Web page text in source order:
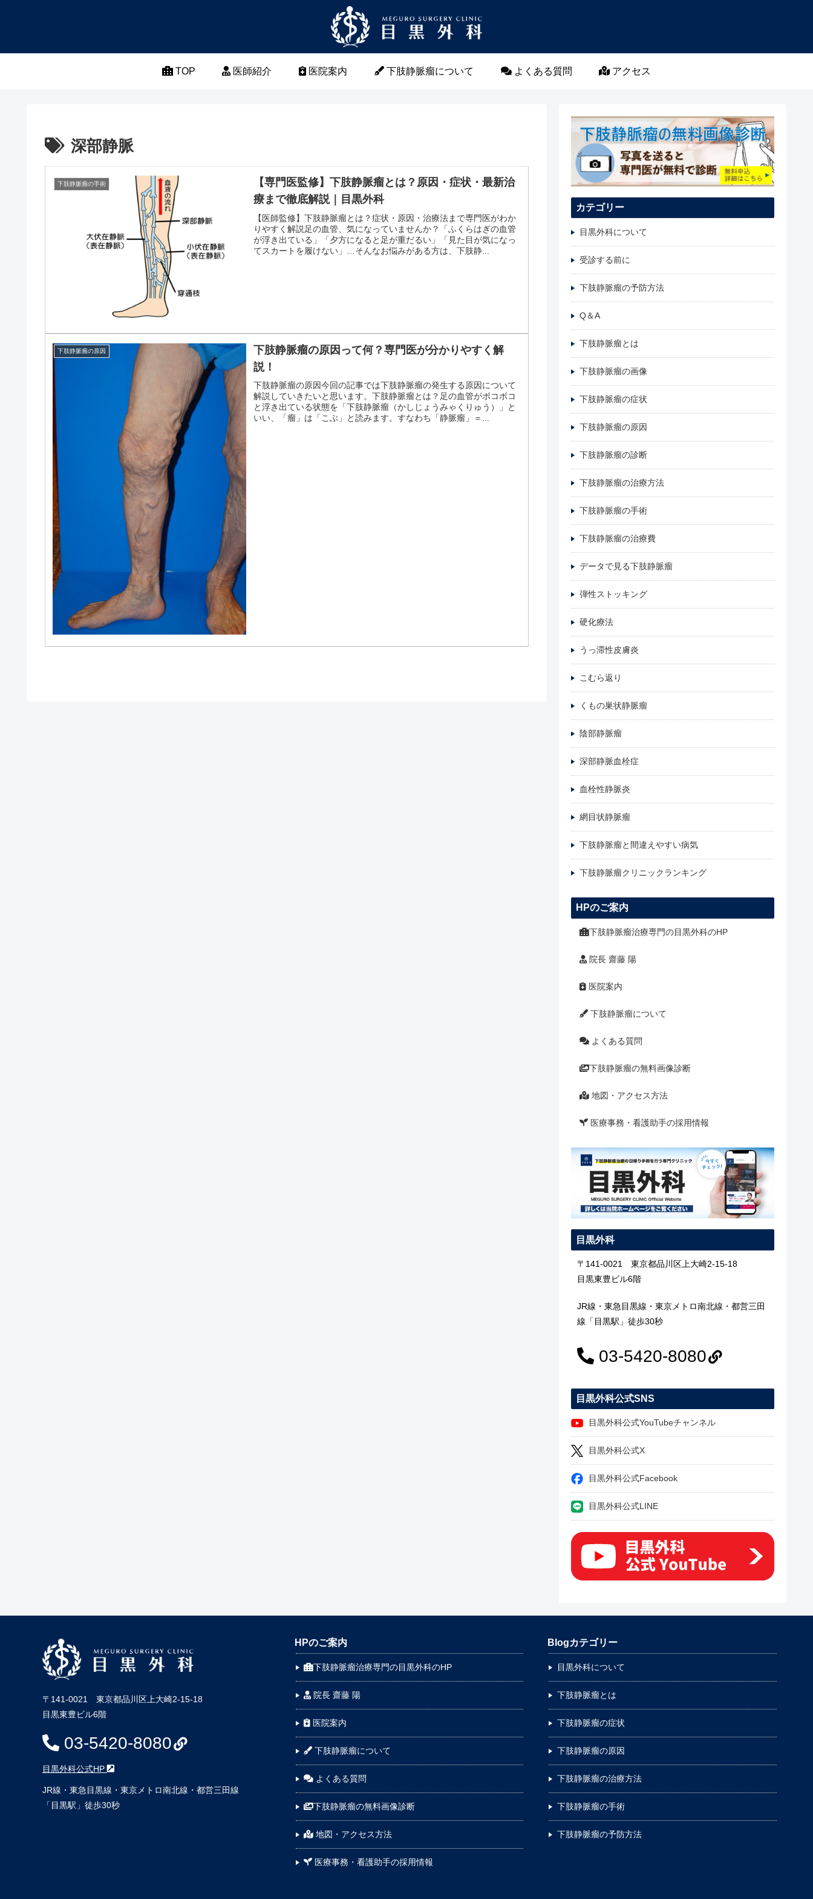
TOP 医師紹介 医院案内 下肢静脈瘤について よくある質問 アクセス
深部静脈
下肢静脈瘤の手術
【専門医監修】下肢静脈瘤とは？原因・症状・最新治
療まで徹底解説｜目黒外科
【医師監修】下肢静脈瘤とは？症状・原因・治療法まで専門医がわか
りやすく解説足の血管、気になっていませんか？「ふくらはぎの血管
が浮き出ている」「夕方になると足が重だるい」「見た目が気になっ
てスカートを履けない」…そんなお悩みがある方は、下肢静...
下肢静脈瘤の原因
下肢静脈瘤の原因って何？専門医が分かりやすく解
説！
下肢静脈瘤の原因今回の記事では下肢静脈瘤の発生する原因について
解説していきたいと思います。下肢静脈瘤とは？足の血管がボコボコ
と浮き出ている状態を「下肢静脈瘤（かしじょうみゃくりゅう）」と
いい、「瘤」は「こぶ」と読みます。すなわち「静脈瘤」＝...
カテゴリー
目黒外科について
受診する前に
下肢静脈瘤の予防方法
Q＆A
下肢静脈瘤とは
下肢静脈瘤の画像
下肢静脈瘤の症状
下肢静脈瘤の原因
下肢静脈瘤の診断
下肢静脈瘤の治療方法
下肢静脈瘤の手術
下肢静脈瘤の治療費
データで見る下肢静脈瘤
弾性ストッキング
硬化療法
うっ滞性皮膚炎
こむら返り
くもの巣状静脈瘤
陰部静脈瘤
深部静脈血栓症
血栓性静脈炎
網目状静脈瘤
下肢静脈瘤と間違えやすい病気
下肢静脈瘤クリニックランキング
HPのご案内
下肢静脈瘤治療専門の目黒外科のHP
院長 齋藤 陽
医院案内
下肢静脈瘤について
よくある質問
下肢静脈瘤の無料画像診断
地図・アクセス方法
医療事務・看護助手の採用情報
目黒外科
〒141-0021 東京都品川区上大崎2-15-18
目黒東豊ビル6階
JR線・東急目黒線・東京メトロ南北線・都営三田
線「目黒駅」徒歩30秒
03-5420-8080
目黒外科公式SNS
目黒外科公式YouTubeチャンネル
目黒外科公式X
目黒外科公式Facebook
目黒外科公式LINE
〒141-0021 東京都品川区上大崎2-15-18
目黒東豊ビル6階
03-5420-8080
目黒外科公式HP
JR線・東急目黒線・東京メトロ南北線・都営三田線
「目黒駅」徒歩30秒
HPのご案内
下肢静脈瘤治療専門の目黒外科のHP
院長 齋藤 陽
医院案内
下肢静脈瘤について
よくある質問
下肢静脈瘤の無料画像診断
地図・アクセス方法
医療事務・看護助手の採用情報
Blogカテゴリー
目黒外科について
下肢静脈瘤とは
下肢静脈瘤の症状
下肢静脈瘤の原因
下肢静脈瘤の治療方法
下肢静脈瘤の手術
下肢静脈瘤の予防方法